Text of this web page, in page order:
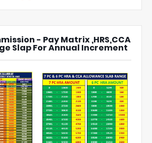
- Pay Matrix ,HRS,CCA
Slap For Annual Increment